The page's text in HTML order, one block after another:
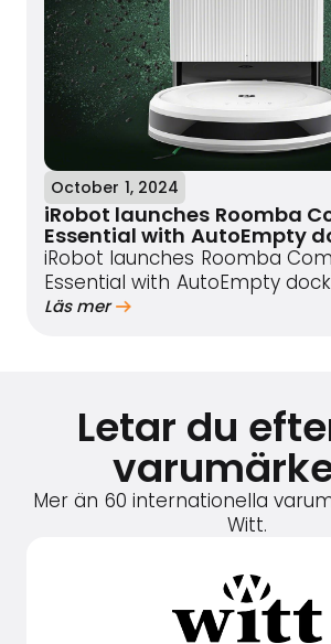
October 1, 2024
iRobot launches Roomba
Essential with AutoEmpty
iRobot launches Roomba
Essential with AutoEmpty dock
Läs mer
Letar du
Mer än 60 internationella
Witt.